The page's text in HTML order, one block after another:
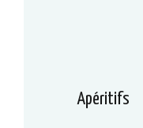
Apéritifs